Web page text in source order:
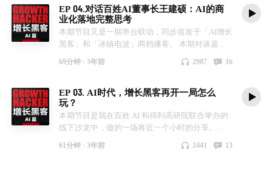
」； * 我自己亲身打造 AI 产品、使用 AI hacks 骚
操作、体验新工具、分享邀请码等，会首发在 VIP
圈子，欢迎付费加入，详情：www.zengzhang.ai *
我系统性地做了一门 《我如何用 AI 打造 100X 知
识萃取系统》 视频课程：
zerodaybook.mikecrm.com * 畅销行业多年的出版
物，但在今天 AI 新品爆发初阶的时点来读，似乎
各种 tricky 的增长伎俩、心法、思路一点不过
时）：book.douban.com ------------------- 本期时间
轴： 00:00 好久不见~一些人生状态的最新 update
07:46 盘点年度产品一：Ola Friends 智能耳机 by
AI 创业者可能会遭遇的困境和陷阱，每个都是实
战中蹚出来的，听完之后这些经验说是价值百万也
一点不为过。 所有案例来自我的亲身实践+从业者
聊天的水下内幕+公开可查的线上信息，经过了脱
敏/授权/保密协议处理。 同时，我还分享了近期收
集的国内顶尖公司如何理解和推动 AI 在企业中落
———————————— 【听众福利】 感谢飞
书为本期节目提供了听众福利奖！奖品是：飞书发
布会限量托特包 x 3 获赠方法： 请在评论区留言，
聊聊你们公司（或者你所知道的公司）是如何推进
AI 落地的？（不少于 30 字） 我会在 11 月 25 日
EP 04.对话百姓AI董事长王建硕：AI的商
业化落地完整思考
本期节目又是一期串台联动，同步首发于「AI增长
黑客」和「冰镇电波」两档播客。 本期对谈嘉
事长，同时也是著名的 IT 评论者和专栏作家。 我
作/生活状态变化，交流了围绕这轮新技术趋势，
看到的全新商业落地机会，披露了百姓 AI 刚启动
内测的新产品 —— Chato 的开发内幕、商业定
位、市场打法、定价策略、前景预期，并且还面向
所有听众开放了若干个 AI 相关的工作岗位。 同时
你也可以在我的油管频道，看到它的现场视频版，
69分钟 · 3年前 2987 16
EP 03. AI时代，增长黑客再开一局怎么
玩？
本期节目是我在百姓 AI 和得到高研院联合举办的
线下沙龙中，做的一场将近一个小时的分享。 我
且分享了我为什么想在现在 AI 技术浪潮早期，重
61分钟 · 3年前 2441 13